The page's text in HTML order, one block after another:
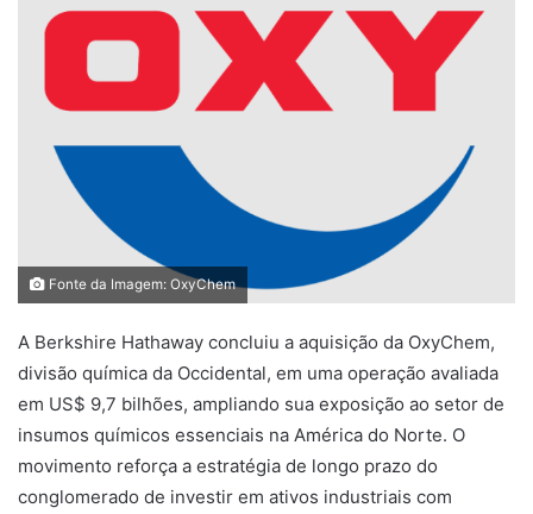
Fonte da Imagem: OxyChem
A Berkshire Hathaway concluiu a aquisição da OxyChem,
divisão química da Occidental, em uma operação avaliada
em US$ 9,7 bilhões, ampliando sua exposição ao setor de
insumos químicos essenciais na América do Norte. O
movimento reforça a estratégia de longo prazo do
conglomerado de investir em ativos industriais com